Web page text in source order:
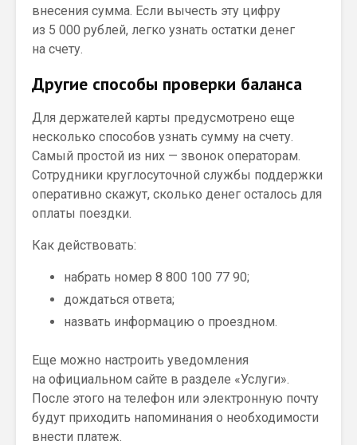
внесения сумма. Если вычесть эту цифру
из 5 000 рублей, легко узнать остатки денег
на счету.
Другие способы проверки баланса
Для держателей карты предусмотрено еще
несколько способов узнать сумму на счету.
Самый простой из них — звонок операторам.
Сотрудники круглосуточной службы поддержки
оперативно скажут, сколько денег осталось для
оплаты поездки.
Как действовать:
набрать номер 8 800 100 77 90;
дождаться ответа;
назвать информацию о проездном.
Еще можно настроить уведомления
на официальном сайте в разделе «Услуги».
После этого на телефон или электронную почту
будут приходить напоминания о необходимости
внести платеж.